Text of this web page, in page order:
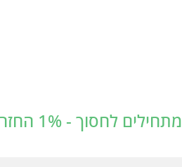
- 1% החזר כספי